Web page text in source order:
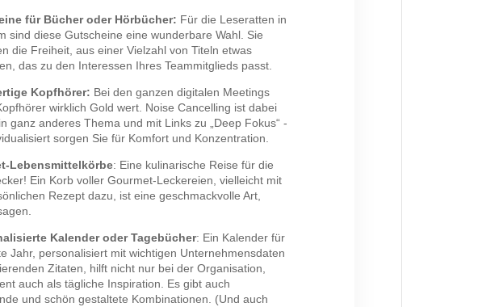
für Bücher oder Hörbücher: Für die Leseratten in
sind diese Gutscheine eine wunderbare Wahl. Sie
die Freiheit, aus einer Vielzahl von Titeln etwas
das zu den Interessen Ihres Teammitglieds passt.
Kopfhörer: Bei den ganzen digitalen Meetings
wirklich Gold wert. Noise Cancelling ist dabei
ganz anderes Thema und mit Links zu „Deep Fokus“ -
sorgen Sie für Komfort und Konzentration.
Lebensmittelkörbe: Eine kulinarische Reise für die
Ein Korb voller Gourmet-Leckereien, vielleicht mit
Rezept dazu, ist eine geschmackvolle Art,
Kalender oder Tagebücher: Ein Kalender für
Jahr, personalisiert mit wichtigen Unternehmensdaten
Zitaten, hilft nicht nur bei der Organisation,
auch als tägliche Inspiration. Es gibt auch
und schön gestaltete Kombinationen. (Und auch